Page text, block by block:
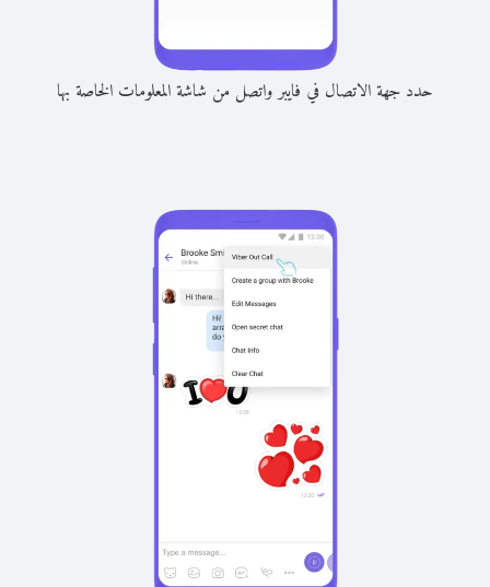
حدد جهة الاتصال في فايبر واتصل من شاشة المعلومات الخاصة بها